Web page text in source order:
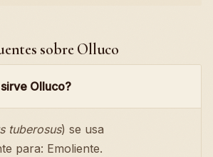
sobre Olluco
Olluco?
tuberosus) se usa
para: Emoliente.